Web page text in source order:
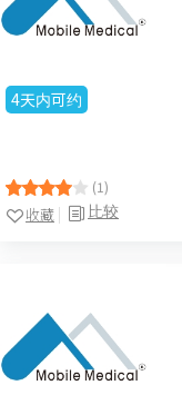
4天内可约
(1)
比较
收藏